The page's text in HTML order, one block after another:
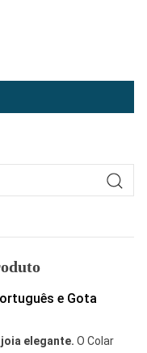
e Gota
elegante. O Colar